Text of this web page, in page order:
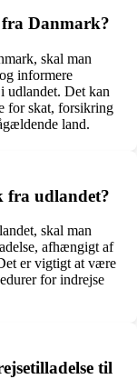
Danmark?
skal man
informere
udlandet. Det kan
for skat, forsikring
land.
fra udlandet?
skal man
afhængigt af
er vigtigt at være
for indrejse
til